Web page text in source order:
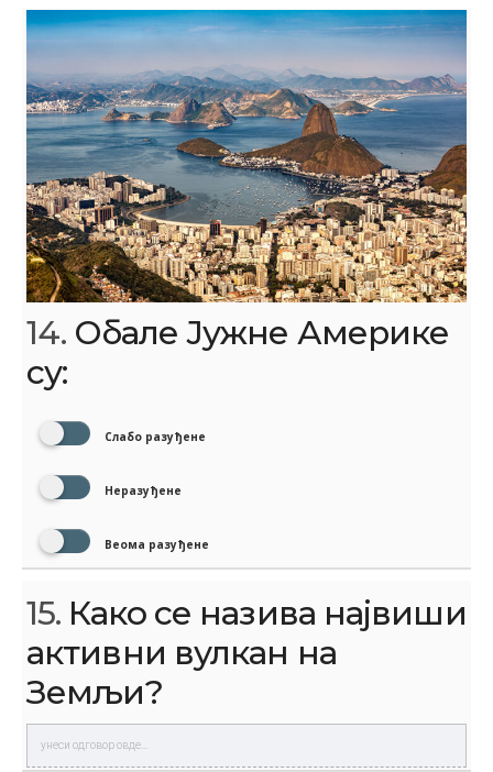
14. Обале Јужне Америке
су:
Слабо разуђене
Неразуђене
Веома разуђене
15. Како се назива највиши
активни вулкан на
Земљи?